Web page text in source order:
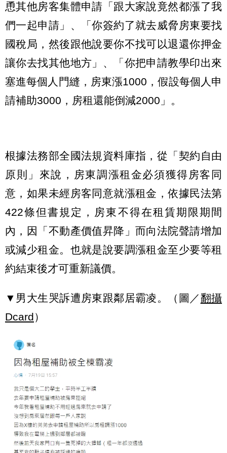
恿其他房客集體申請「跟大家說竟然都漲了我
們一起申請」、「你簽約了就去威脅房東要找
國稅局，然後跟他說要你不找可以退還你押金
讓你去找其他地方」、「你把申請教學印出來
塞進每個人門縫，房東漲1000，假設每個人申
請補助3000，房租還能倒減2000」。
根據法務部全國法規資料庫指，從「契約自由
原則」來說，房東調漲租金必須獲得房客同
意，如果未經房客同意就漲租金，依據民法第
422條但書規定，房東不得在租賃期限期間
內，因「不動產價值昇降」而向法院聲請增加
或減少租金。也就是說要調漲租金至少要等租
約結束後才可重新議價。
▼男大生哭訴遭房東跟鄰居霸凌。（圖／翻攝
Dcard）